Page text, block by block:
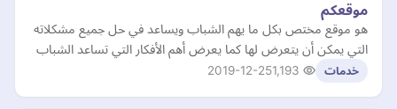
موقعكم
هو موقع مختص بكل ما يهم الشباب ويساعد في حل جميع مشكلاته
التي يمكن أن يتعرض لها كما يعرض أهم الأفكار التي تساعد الشباب
خدمات 2019-12-25